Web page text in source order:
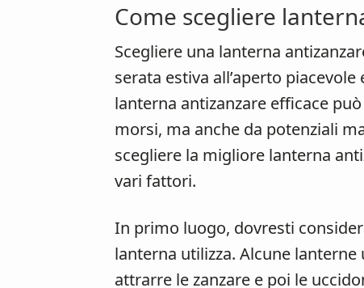
Come scegliere
Scegliere una lanterna
serata estiva all’aperto
lanterna antizanzare efficace
morsi, ma anche da potenziali
scegliere la migliore lanterna
vari fattori.
In primo luogo, dovresti
lanterna utilizza. Alcune
attrarre le zanzare e poi le